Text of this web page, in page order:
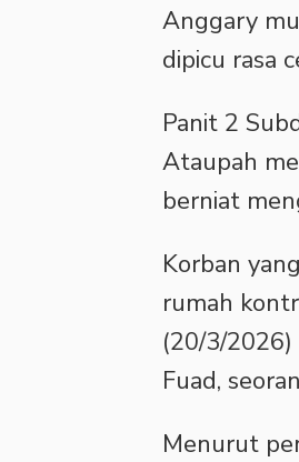
Anggary
dipicu rasa
‎Panit 2
Ataupah
berniat
‎Korban
rumah
(20/3/2026)
Fuad,
‎Menurut